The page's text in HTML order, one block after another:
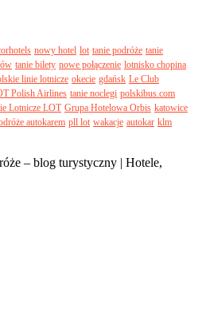
nowy hotel lot tanie podróże tanie
tanie bilety nowe połączenie lotnisko chopina
linie lotnicze okecie gdańsk Le Club
Polish Airlines tanie noclegi polskibus.com
Lotnicze LOT Grupa Hotelowa Orbis katowice
autokarem pll lot wakacje autokar klm
– blog turystyczny | Hotele,